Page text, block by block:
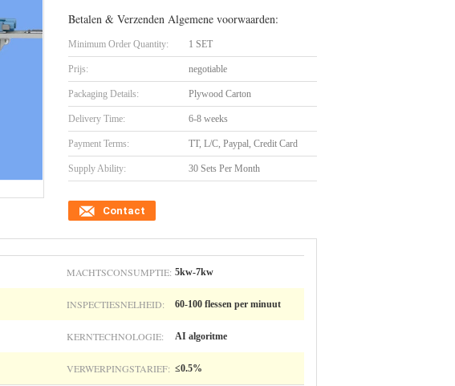
Betalen & Verzenden Algemene voorwaarden:
Minimum Order Quantity: 1 SET
Prijs: negotiable
Packaging Details: Plywood Carton
Delivery Time: 6-8 weeks
Payment Terms: TT, L/C, Paypal, Credit Card
Supply Ability: 30 Sets Per Month
Contact
MACHTSCONSUMPTIE: 5kw-7kw
INSPECTIESNELHEID: 60-100 flessen per minuut
KERNTECHNOLOGIE: AI algoritme
VERWERPINGSTARIEF: ≤0.5%